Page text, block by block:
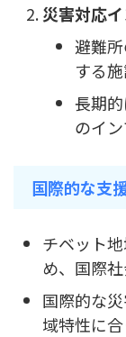
災害対応
避難
する
長期
のイ
国際的な支
チベット
め、国際社
国際的な
域特性に合